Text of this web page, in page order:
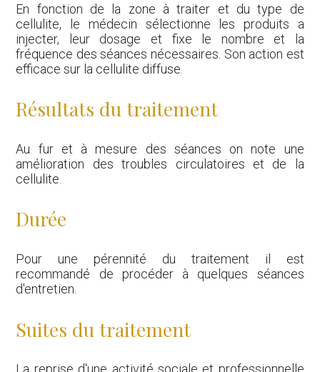
En fonction de la zone à traiter et du type de
cellulite, le médecin sélectionne les produits a
injecter, leur dosage et fixe le nombre et la
fréquence des séances nécessaires. Son action est
efficace sur la cellulite diffuse.
Résultats du traitement
Au fur et à mesure des séances on note une
amélioration des troubles circulatoires et de la
cellulite.
Durée
Pour une pérennité du traitement il est
recommandé de procéder à quelques séances
d'entretien.
Suites du traitement
La reprise d'une activité sociale et professionnelle